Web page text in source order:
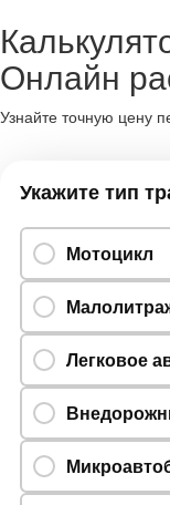
Онлайн
Узнайте точную цену
Укажите тип
Мотоцикл
Легковое